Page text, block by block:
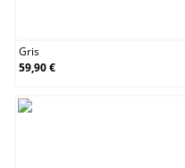
Gris
59,90 €